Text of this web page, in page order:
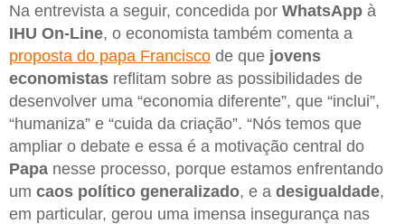
Na entrevista a seguir, concedida por WhatsApp à
IHU On-Line, o economista também comenta a
proposta do papa Francisco de que jovens
economistas reflitam sobre as possibilidades de
desenvolver uma “economia diferente”, que “inclui”,
“humaniza” e “cuida da criação”. “Nós temos que
ampliar o debate e essa é a motivação central do
Papa nesse processo, porque estamos enfrentando
um caos político generalizado, e a desigualdade,
em particular, gerou uma imensa insegurança nas